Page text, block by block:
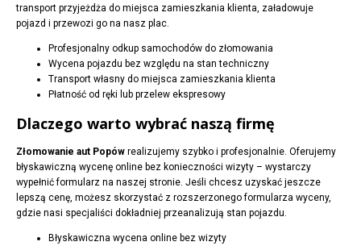
transport przyjeżdża do miejsca zamieszkania klienta, załadowuje
pojazd i przewozi go na nasz plac.
Profesjonalny odkup samochodów do złomowania
Wycena pojazdu bez względu na stan techniczny
Transport własny do miejsca zamieszkania klienta
Płatność od ręki lub przelew ekspresowy
Dlaczego warto wybrać naszą firmę
Złomowanie aut Popów realizujemy szybko i profesjonalnie. Oferujemy
błyskawiczną wycenę online bez konieczności wizyty – wystarczy
wypełnić formularz na naszej stronie. Jeśli chcesz uzyskać jeszcze
lepszą cenę, możesz skorzystać z rozszerzonego formularza wyceny,
gdzie nasi specjaliści dokładniej przeanalizują stan pojazdu.
Błyskawiczna wycena online bez wizyty